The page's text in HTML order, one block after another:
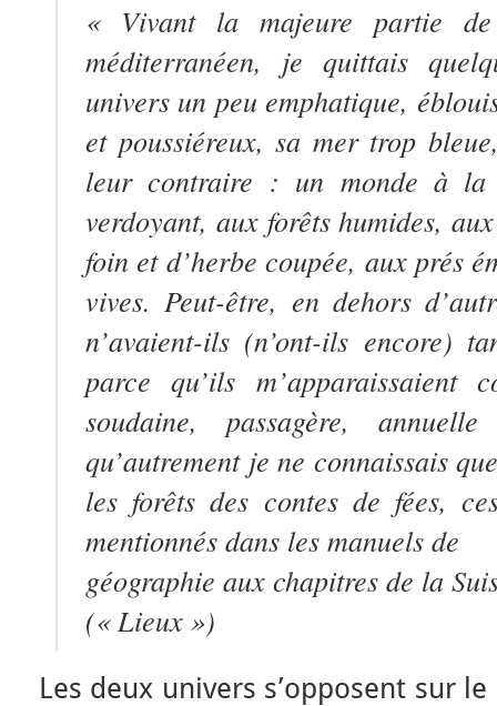
« Vivant la majeure partie
méditerranéen, je quittais
univers un peu emphatique,
et poussiéreux, sa mer trop
leur contraire : un monde à la
verdoyant, aux forêts humides,
foin et d’herbe coupée, aux prés
vives. Peut-être, en dehors
n’avaient-ils (n’ont-ils encore)
parce qu’ils m’apparaissaient
soudaine, passagère,
qu’autrement je ne connaissais
les forêts des contes de fées,
mentionnés dans les manuels de
géographie aux chapitres de la
(« Lieux »)
Les deux univers s’opposent sur